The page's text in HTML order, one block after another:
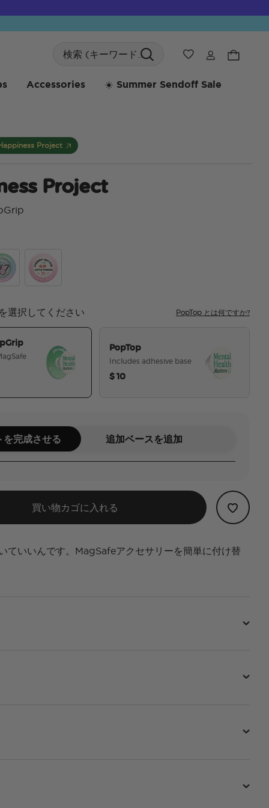
ウィッシュリス
Accessories ☀️ Summer Sendoff Sale
Project
Project
選択してください PopTop とは何ですか?
PopTop
Includes adhesive base
$ 10
を完成させる 追加ベースを追加
買い物カゴに入れる
ていいんです。MagSafeアクセサリーを簡単に付け替